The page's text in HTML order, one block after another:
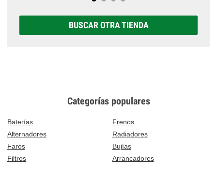
BUSCAR OTRA TIENDA
Categorías populares
Baterías
Frenos
Alternadores
Radiadores
Faros
Bujías
Filtros
Arrancadores